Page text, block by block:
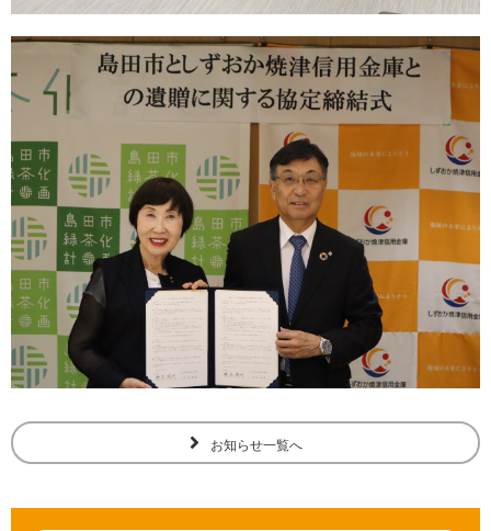
店舗・ATM
採用情報
お問い合わせ
お知らせ一覧へ